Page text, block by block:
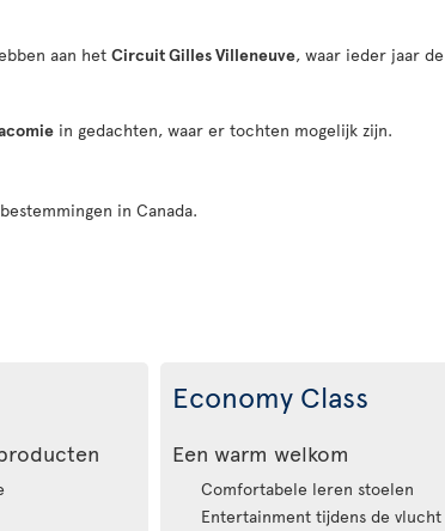
aan het Circuit Gilles Villeneuve, waar ieder jaar de
in gedachten, waar er tochten mogelijk zijn.
in Canada.
Economy Class
Een warm welkom
Comfortabele leren stoelen
Entertainment tijdens de vlucht